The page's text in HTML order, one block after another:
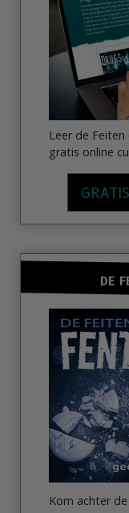
Leer de
gratis online
DE
Kom achter